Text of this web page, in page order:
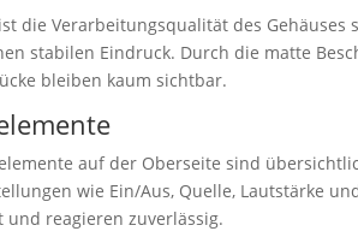
die Verarbeitungsqualität des
stabilen Eindruck. Durch die matte
bleiben kaum sichtbar.
auf der Oberseite sind
wie Ein/Aus, Quelle, Lautstärke
und reagieren zuverlässig.